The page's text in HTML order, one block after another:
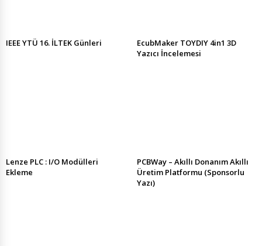
IEEE YTÜ 16. İLTEK Günleri
EcubMaker TOYDIY 4in1 3D
Yazıcı İncelemesi
Lenze PLC : I/O Modülleri
Ekleme
PCBWay – Akıllı Donanım Akıllı
Üretim Platformu (Sponsorlu
Yazı)